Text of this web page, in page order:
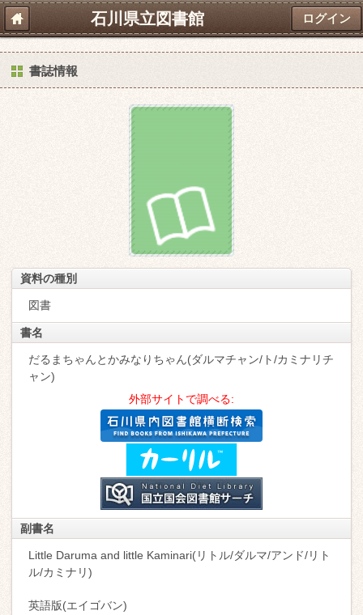
石川県立図書館 ログイン
書誌情報
資料の種別
図書
書名
だるまちゃんとかみなりちゃん(ダルマチャン/ト/カミナリチ
ャン)
外部サイトで調べる:
副書名
Little Daruma and little Kaminari(リトル/ダルマ/アンド/リト
ル/カミナリ)
英語版(エイゴバン)